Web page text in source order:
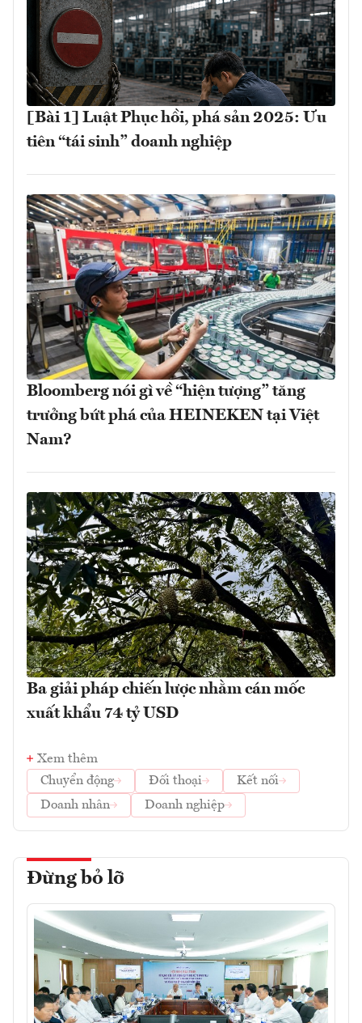
[Bài 1] Luật Phục hồi, phá sản 2025: Ưu
tiên “tái sinh” doanh nghiệp
Bloomberg nói gì về “hiện tượng” tăng
trưởng bứt phá của HEINEKEN tại Việt
Nam?
Ba giải pháp chiến lược nhằm cán mốc
xuất khẩu 74 tỷ USD
Xem thêm
Chuyển động
Đối thoại
Kết nối
Doanh nhân
Doanh nghiệp
Đừng bỏ lỡ